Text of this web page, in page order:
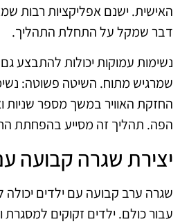
האישית. ישנם אפליקציות רבות
דבר שמקל על התחלת התהליך.
נשימות עמוקות יכולות להתבצע
שמרגיש מתוח. השיטה פשוטה:
החזקת האוויר במשך מספר שניות
הפה. תהליך זה מסייע בהפחתת
יצירת שגרה קבועה
שגרה ערב קבועה עם ילדים יכולה
עבור כולם. ילדים זקוקים למסגרת